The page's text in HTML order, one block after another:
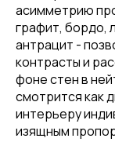
асимметрию
графит, бордо,
антрацит -
контрасты и
фоне стен в
смотрится как
интерьеру
изящным